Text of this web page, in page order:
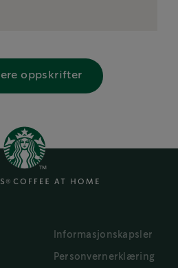
oppskrifter
Informasjonskapsler
Personvernerklæring